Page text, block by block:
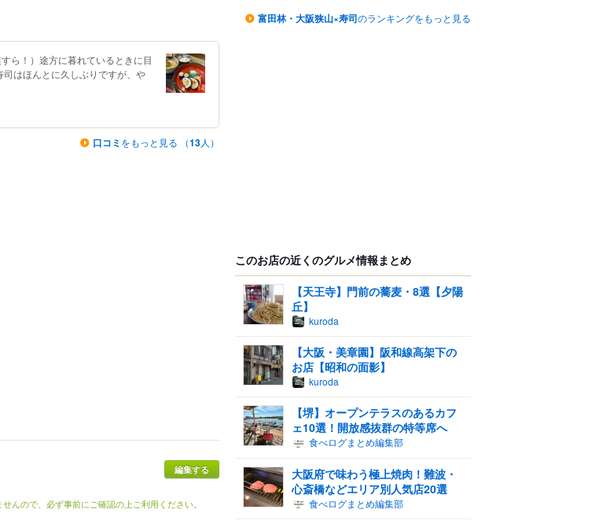
ら！）途方に暮れているときに目
はほんとに久しぶりですが、や
口コミ をもっと見る （13人）
編集する
んので、必ず事前にご確認の上ご利用ください。
富田林・大阪狭山×寿司のランキングをもっと見る
このお店の近くのグルメ情報まとめ
【天王寺】門前の蕎麦・8選【夕陽
丘】
kuroda
【大阪・美章園】阪和線高架下の
お店【昭和の面影】
kuroda
【堺】オープンテラスのあるカフ
ェ10選！開放感抜群の特等席へ
食べログまとめ編集部
大阪府で味わう極上焼肉！難波・
心斎橋などエリア別人気店20選
食べログまとめ編集部